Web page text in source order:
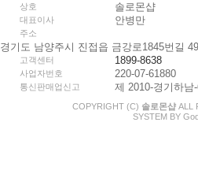
상호 솔로몬샵
대표이사 안병만
주소
경기도 남양주시 진접읍 금강로1845번길
고객센터 1899-8638
사업자번호 220-07-61880
통신판매업신고 제 2010-경기하남
COPYRIGHT (C) 솔로몬샵 ALL
SYSTEM BY